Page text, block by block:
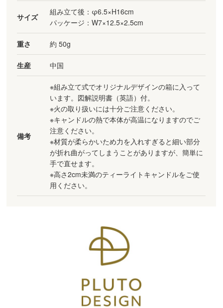
サイズ
組み立て後：φ6.5×H16cm
パッケージ：W7×12.5×2.5cm
重さ 約 50g
生産 中国
備考
※組み立て式でオリジナルデザインの箱に入って
います。図解説明書（英語）付。
※火の取り扱いには十分ご注意ください。
※キャンドルの熱で本体が高温になりますのでご
注意ください。
※材質が柔らかいため力を入れすぎると細い部分
が折れ曲がってしまうことがありますが、簡単に
手で直せます。
※高さ2cm未満のティーライトキャンドルをご使
用ください。